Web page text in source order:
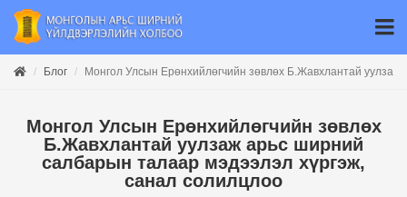
Блог Монгол Улсын Ерөнхийлөгчийн зөвлөх Б.Жавхлантай
Монгол Улсын Ерөнхийлөгчийн зөвлөх
Б.Жавхлантай уулзаж арьс ширний
салбарын талаар мэдээлэл хүргэж,
санал солилцлоо